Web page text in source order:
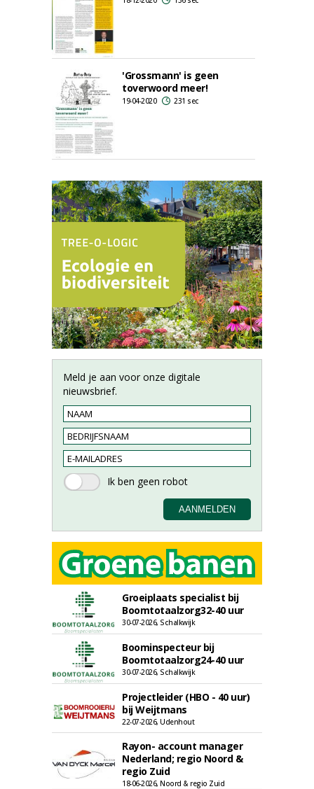
'Grossmann' is geen
toverwoord meer!
19-04-2020 231 sec
Meld je aan voor onze digitale
nieuwsbrief.
Groeiplaats specialist bij
Boomtotaalzorg32-40 uur
30-07-2026, Schalkwijk
Boominspecteur bij
Boomtotaalzorg24-40 uur
30-07-2026, Schalkwijk
Projectleider (HBO - 40 uur)
bij Weijtmans
22-07-2026, Udenhout
Rayon- account manager
Nederland; regio Noord &
regio Zuid
18-06-2026, Noord & regio Zuid